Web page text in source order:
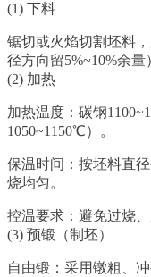
(1) 下料
锯切或火焰切割坯料
径方向留5%~10%余量
(2) 加热
加热温度：碳钢
1050~1150℃）。
保温时间：按坯料直
烧均匀。
控温要求：避免过烧
(3) 预锻（制坯）
自由锻：采用镦粗、